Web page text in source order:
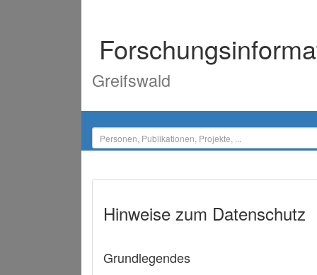
Greifswald
Hinweise zum Datenschutz
Grundlegendes